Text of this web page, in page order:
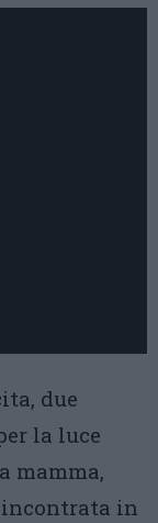
due
la luce
mamma,
incontrata in